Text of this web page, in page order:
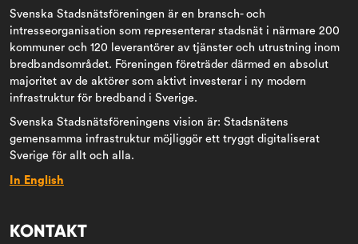
Svenska Stadsnätsföreningen är en bransch- och
intresseorganisation som representerar stadsnät i närmare 200
kommuner och 120 leverantörer av tjänster och utrustning inom
bredbandsområdet. Föreningen företräder därmed en absolut
majoritet av de aktörer som aktivt investerar i ny modern
infrastruktur för bredband i Sverige.
Svenska Stadsnätsföreningens vision är: Stadsnätens
gemensamma infrastruktur möjliggör ett tryggt digitaliserat
Sverige för allt och alla.
In English
KONTAKT